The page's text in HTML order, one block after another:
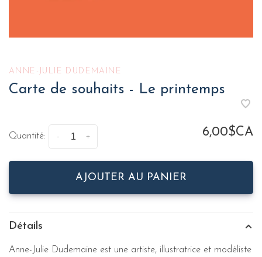
ANNE-JULIE DUDEMAINE
Carte de souhaits - Le printemps
Quantité: +
- 6,00$CA
AJOUTER AU PANIER
Détails
Anne-Julie Dudemaine est une artiste, illustratrice et modéliste